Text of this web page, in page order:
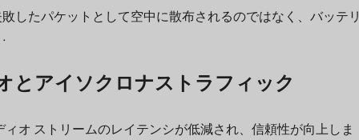
したパケットとして空中に散布されるのではなく、バッテリ
とアイソクロナストラフィック
オ ストリームのレイテンシが低減され、信頼性が向上しま